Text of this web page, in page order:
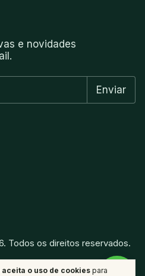
aceita o uso de cookies para
e novidades
Todos os direitos reservados.
porvitamina.